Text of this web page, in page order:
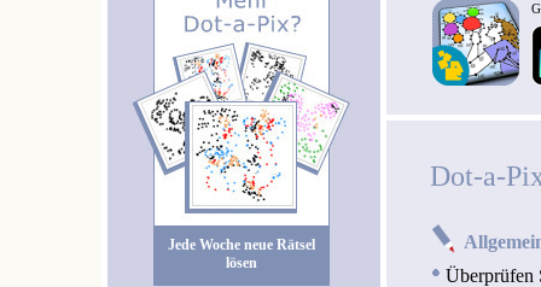
Jede Woche neue Rätsel
lösen
Dot-a-
Überprüfen